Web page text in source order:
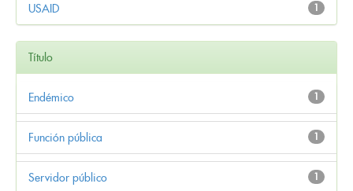
1
USAID
Título
1
Endémico
1
Función pública
1
Servidor público